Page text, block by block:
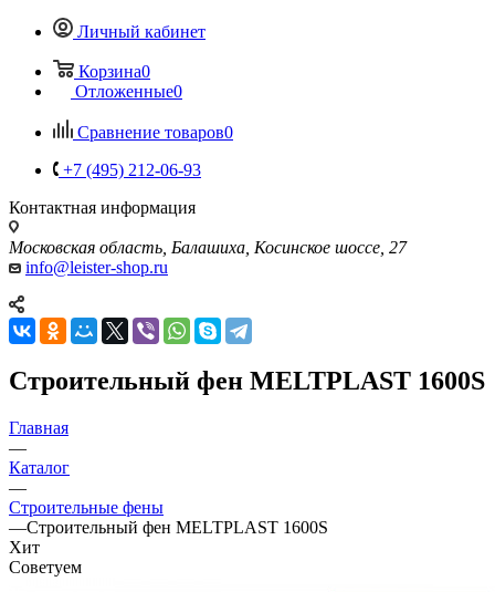
Личный кабинет
Корзина0
Отложенные0
Сравнение товаров0
+7 (495) 212-06-93
Контактная информация
Московская область, Балашиха, Косинское шоссе, 27
info@leister-shop.ru
Строительный фен MELTPLAST 1600S
Главная
—
Каталог
—
Строительные фены
—Строительный фен MELTPLAST 1600S
Хит
Советуем